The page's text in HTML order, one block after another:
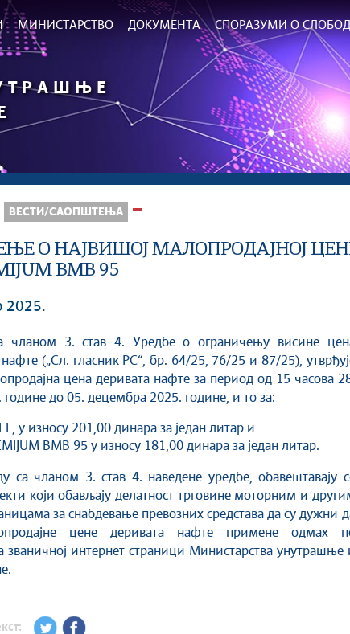
МИНИСТАРСТВО ДОКУМЕНТА СПОРАЗУМИ О
ВЕСТИ/САОПШТЕЊА
О НАЈВИШОЈ МАЛОПРОДАЈНОЈ
BMB 95
2025.
нафте („Сл. гласник РС“, бр. 64/25, 76/25 и 87/25),
цена деривата нафте за период од 15 часова
до 05. децембра 2025. године, и то за:
у износу 201,00 динара за један литар и
BMB 95 у износу 181,00 динара за један литар.
са чланом 3. став 4. наведене уредбе, обавештавају
који обављају делатност трговине моторним и
за снабдевање превозних средстава да су дужни
цене деривата нафте примене одмах
званичној интернет страници Министарства унутрашње